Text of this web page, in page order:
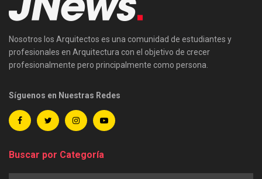
Nosotros los Arquitectos es una comunidad de estudiantes y
profesionales en Arquitectura con el objetivo de crecer
profesionalmente pero principalmente como persona.
Síguenos en Nuestras Redes
Buscar por Categoría